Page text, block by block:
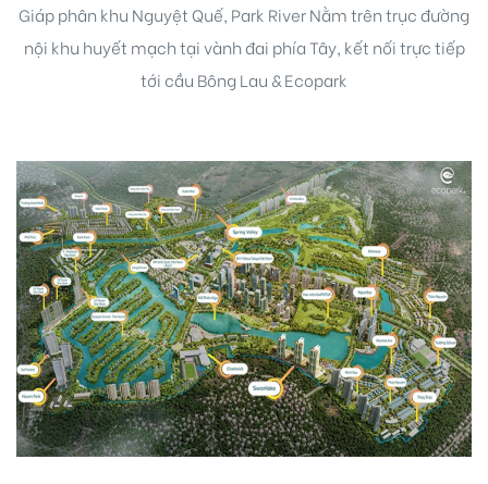
Giáp phân khu Nguyệt Quế, Park River Nằm trên trục đường
nội khu huyết mạch tại vành đai phía Tây, kết nối trực tiếp
tới cầu Bông Lau & Ecopark